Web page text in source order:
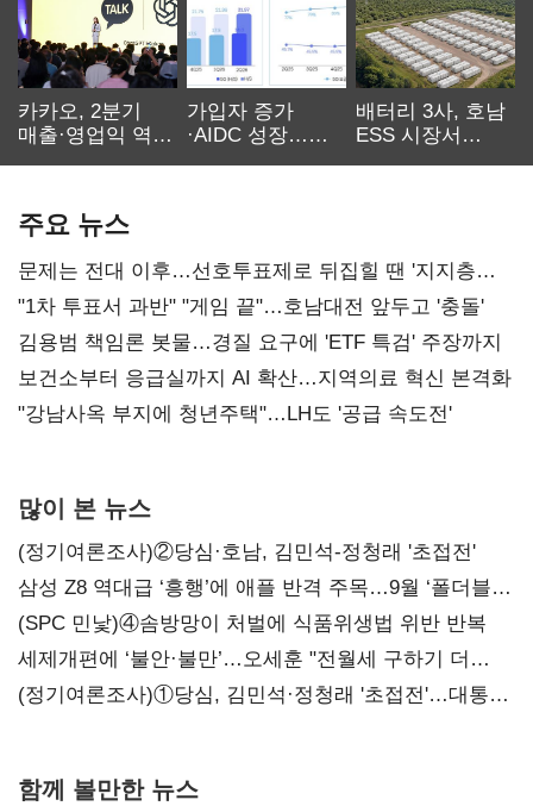
카카오, 2분기
매출·영업익 역대
가입자 증가
·AIDC 성장…
배터리 3사, 호남
ESS 시장서
주요 뉴스
문제는 전대 이후…선호투표제로 뒤집힐 땐 '지지층
불복'
"1차 투표서 과반" "게임 끝"…호남대전 앞두고 '충돌'
김용범 책임론 봇물…경질 요구에 'ETF 특검' 주장까지
보건소부터 응급실까지 AI 확산…지역의료 혁신 본격화
"강남사옥 부지에 청년주택"…LH도 '공급 속도전'
많이 본 뉴스
(정기여론조사)②당심·호남, 김민석-정청래 '초접전'
삼성 Z8 역대급 ‘흥행’에 애플 반격 주목…9월 ‘폴더블
대전’
(SPC 민낯)④솜방망이 처벌에 식품위생법 위반 반복
세제개편에 ‘불안·불만’…오세훈 "전월세 구하기 더
힘들어질 것"
(정기여론조사)①당심, 김민석·정청래 '초접전'…대통령
함께 볼만한 뉴스